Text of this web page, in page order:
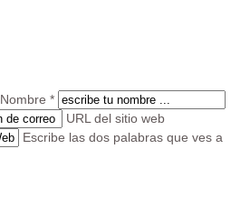
Nombre *
URL del sitio web
Escribe las dos palabras que ves a